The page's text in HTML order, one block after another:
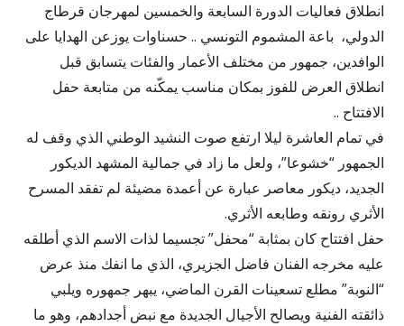
انطلاق فعاليات الدورة السابعة والخمسين لمهرجان قرطاج
الدولي، باعة المشموم التونسي .. حسناوات يوزعن الهدايا على
الوافدين، جمهور من مختلف الأعمار والفئات يتسابق قبل
انطلاق العرض للفوز بمكان مناسب يمكّنه من متابعة حفل
الافتتاح ..
في تمام العاشرة ليلا ارتفع صوت النشيد الوطني الذي وقف له
الجمهور “خشوعا”، ولعل ما زاد في جمالية المشهد الديكور
الجديد، ديكور معاصر عبارة عن أعمدة مضيئة لم تفقد المسرح
الأثري رونقه وطابعه الأثري.
حفل افتتاح كان بمثابة “محفل” تجسيما لذات الاسم الذي أطلقه
عليه مخرجه الفنان فاضل الجزيري، الذي ما انفك منذ عرض
“النوبة” مطلع تسعينات القرن الماضي، يبهر جمهوره ويلبي
ذائقته الفنية ويصالح الأجيال الجديدة مع نبض أجدادهم، وهو ما